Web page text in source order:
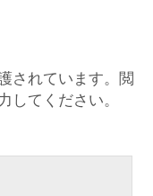
されています。閲
してください。